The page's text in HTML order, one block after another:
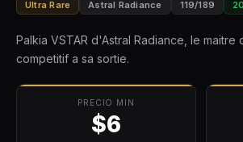
Ultra Rare Astral Radiance 119/189
Palkia VSTAR d'Astral Radiance, le
competitif a sa sortie.
PRECIO MIN
$6